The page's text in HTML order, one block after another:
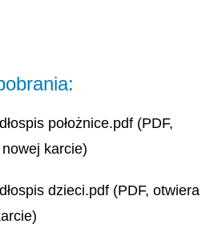
położnice.pdf (PDF,
karcie)
dzieci.pdf (PDF, otwiera